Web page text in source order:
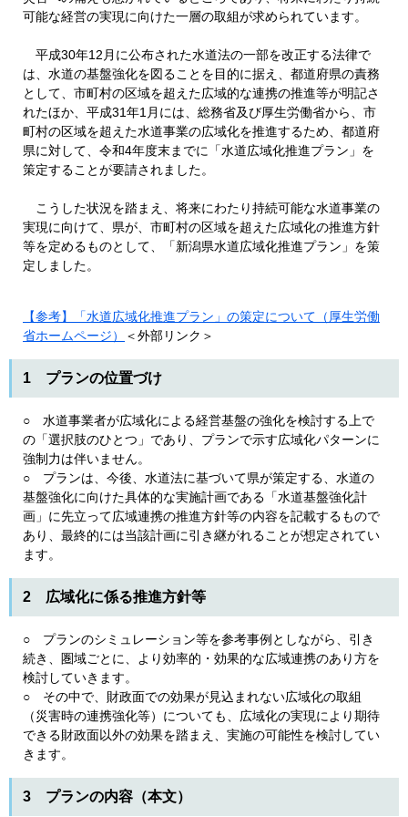
可能な経営の実現に向けた一層の取組が求められています。
平成30年12月に公布された水道法の一部を改正する法律で
は、水道の基盤強化を図ることを目的に据え、都道府県の責務
として、市町村の区域を超えた広域的な連携の推進等が明記さ
れたほか、平成31年1月には、総務省及び厚生労働省から、市
町村の区域を超えた水道事業の広域化を推進するため、都道府
県に対して、令和4年度末までに「水道広域化推進プラン」を
策定することが要請されました。
こうした状況を踏まえ、将来にわたり持続可能な水道事業の
実現に向けて、県が、市町村の区域を超えた広域化の推進方針
等を定めるものとして、「新潟県水道広域化推進プラン」を策
定しました。
【参考】「水道広域化推進プラン」の策定について（厚生労働
省ホームページ）
＜外部リンク＞
1 プランの位置づけ
○ 水道事業者が広域化による経営基盤の強化を検討する上で
の「選択肢のひとつ」であり、プランで示す広域化パターンに
強制力は伴いません。
○ プランは、今後、水道法に基づいて県が策定する、水道の
基盤強化に向けた具体的な実施計画である「水道基盤強化計
画」に先立って広域連携の推進方針等の内容を記載するもので
あり、最終的には当該計画に引き継がれることが想定されてい
ます。
2 広域化に係る推進方針等
○ プランのシミュレーション等を参考事例としながら、引き
続き、圏域ごとに、より効率的・効果的な広域連携のあり方を
検討していきます。
○ その中で、財政面での効果が見込まれない広域化の取組
（災害時の連携強化等）についても、広域化の実現により期待
できる財政面以外の効果を踏まえ、実施の可能性を検討してい
きます。
3 プランの内容（本文）